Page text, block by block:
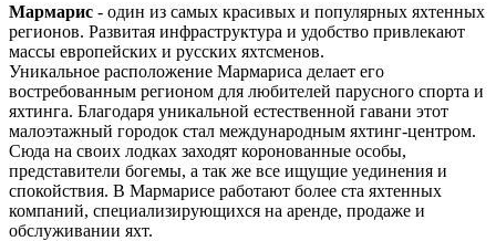
Мармарис - один из самых красивых и популярных яхтенных
регионов. Развитая инфраструктура и удобство привлекают
массы европейских и русских яхтсменов.
Уникальное расположение Мармариса делает его
востребованным регионом для любителей парусного спорта и
яхтинга. Благодаря уникальной естественной гавани этот
малоэтажный городок стал международным яхтинг-центром.
Сюда на своих лодках заходят коронованные особы,
представители богемы, а так же все ищущие уединения и
спокойствия. В Мармарисе работают более ста яхтенных
компаний, специализирующихся на аренде, продаже и
обслуживании яхт.